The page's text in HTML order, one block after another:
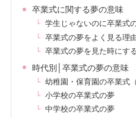
卒業式に関する夢の意味
学生じゃないのに卒業式
卒業式の夢をよく見る理
卒業式の夢を見た時にす
時代別│卒業式の夢の意味
幼稚園・保育園の卒業式
小学校の卒業式の夢
中学校の卒業式の夢